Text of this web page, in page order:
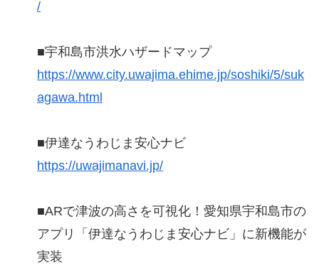
/
■宇和島市洪水ハザードマップ
https://www.city.uwajima.ehime.jp/soshiki/5/suk
agawa.html
■伊達なうわじま安心ナビ
https://uwajimanavi.jp/
■ARで津波の高さを可視化！愛知県宇和島市の
アプリ「伊達なうわじま安心ナビ」に新機能が
実装